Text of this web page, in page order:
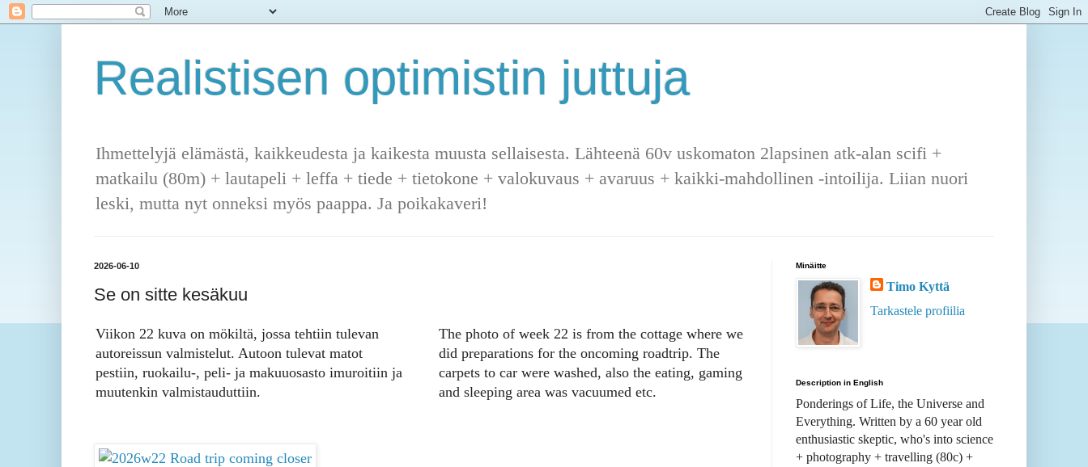
Realistisen optimistin juttuja
Ihmettelyjä elämästä, kaikkeudesta ja kaikesta muusta sellaisesta. Lähteenä 60v uskomaton 2lapsinen atk-alan scifi +
matkailu (80m) + lautapeli + leffa + tiede + tietokone + valokuvaus + avaruus + kaikki-mahdollinen -intoilija. Liian nuori
leski, mutta nyt onneksi myös paappa. Ja poikakaveri!
2026-06-10
Se on sitte kesäkuu
Viikon 22 kuva on mökiltä, jossa tehtiin tulevan
autoreissun valmistelut. Autoon tulevat matot
pestiin, ruokailu-, peli- ja makuuosasto imuroitiin ja
muutenkin valmistauduttiin.
The photo of week 22 is from the cottage where we
did preparations for the oncoming roadtrip. The
carpets to car were washed, also the eating, gaming
and sleeping area was vacuumed etc.
Minäitte
Timo Kyttä
Tarkastele profiilia
Description in English
Ponderings of Life, the Universe and
Everything. Written by a 60 year old
enthusiastic skeptic, who's into science
+ photography + travelling (80c) +